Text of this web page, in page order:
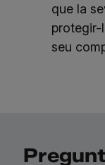
que la
protegir-
seu